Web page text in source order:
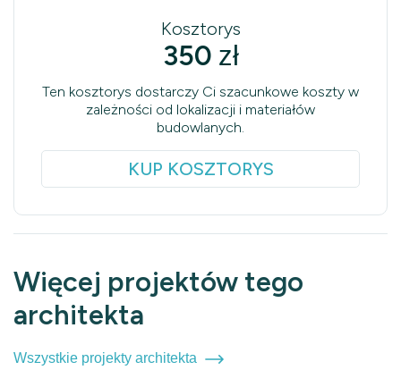
Kosztorys
350 zł
Ten kosztorys dostarczy Ci szacunkowe koszty w
zależności od lokalizacji i materiałów
budowlanych.
KUP KOSZTORYS
Więcej projektów tego
architekta
Wszystkie projekty architekta